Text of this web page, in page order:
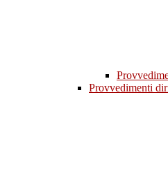
Provvedimenti